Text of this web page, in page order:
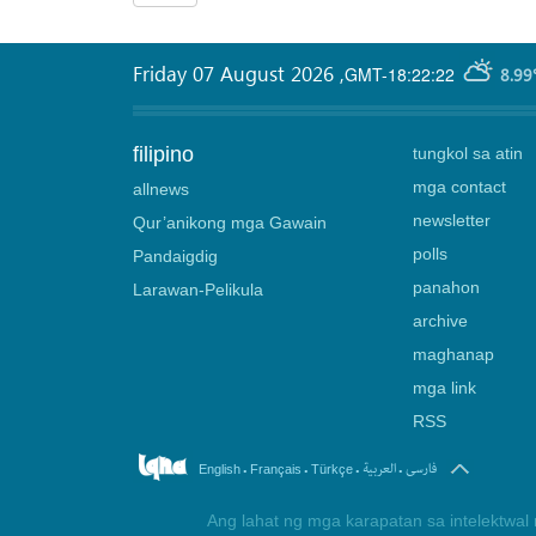
GMT-18:22:22
Friday 07 August 2026 ,
filipino
allnews
Qur’anikong mga Gawain
Pandaigdig
Larawan-Pelikula
tungkol sa atin
mga contact
newsletter
polls
panahon
archive
maghanap
mga link
RSS
English. Français . Türkçe. العربیة.فارسی
Ang lahat ng mga karapatan sa